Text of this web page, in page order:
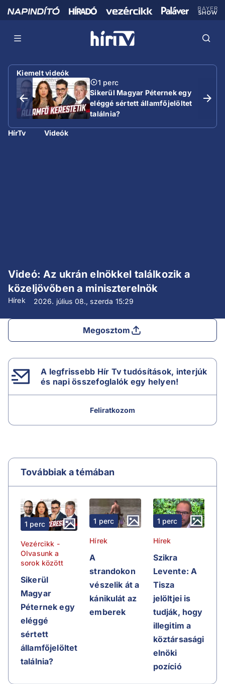
Kiemelt videók
1 perc
Sikerül Magyar Péternek egy
eléggé sértett államfőjelöltet
találnia?
HírTv Videók
Videó: Az ukrán elnökkel találkozik a
közeljövőben a miniszterelnök
Hírek 2026. július 08., szerda 15:29
Megosztom
A legfrissebb Hír Tv tudósítások, interjúk
és napi összefoglalók egy helyen!
Feliratkozom
Továbbiak a témában
1 perc
Vezércikk -
Olvasunk a
sorok között
Sikerül
Magyar
Péternek egy
eléggé
sértett
államfőjelöltet
találnia?
1 perc
Hírek
A
strandokon
vészelik át a
kánikulát az
emberek
1 perc
Hírek
Szikra
Levente: A
Tisza
jelöltjei is
tudják, hogy
illegitim a
köztársasági
elnöki
pozíció